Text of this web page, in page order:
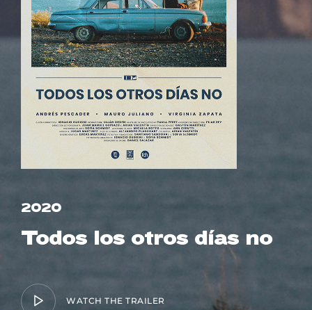
2020
Todos los otros días no
WATCH THE TRAILER
SIGN IN
Remember Me
Lost Your Password?